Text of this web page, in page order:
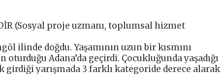
(Sosyal proje uzmanı, toplumsal hizmet
ilinde doğdu. Yaşamının uzun bir kısmını
Adana’da geçirdi. Çocukluğunda yaşadığı
girdiği yarışmada 3 farklı kategoride derece alarak